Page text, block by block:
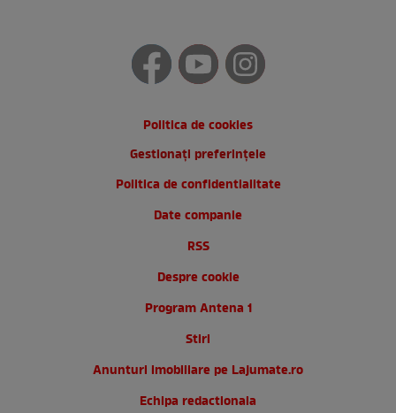
Politica de cookies
Gestionați preferințele
Politica de confidentialitate
Date companie
RSS
Despre cookie
Program Antena 1
Stiri
Anunturi imobiliare pe Lajumate.ro
Echipa redactionala